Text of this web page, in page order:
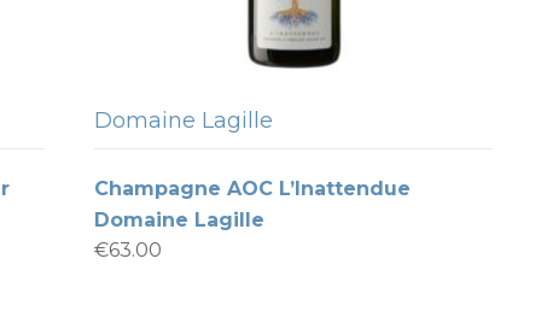
Domaine Lagille
Champagne AOC L’Inattendue
Domaine Lagille
€63.00